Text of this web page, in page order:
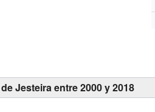
Jesteira entre 2000 y 2018